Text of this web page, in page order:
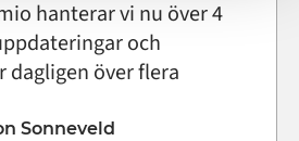
hanterar vi nu över 4
och
dagligen över flera
Sonneveld